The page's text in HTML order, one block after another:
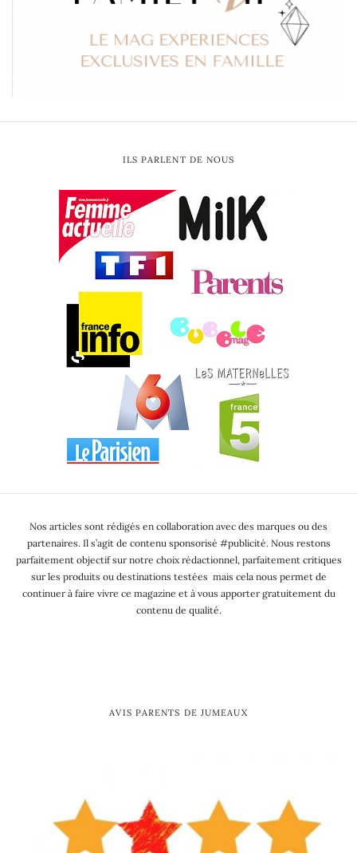
ILS PARLENT DE NOUS
Nos articles sont rédigés en collaboration avec des marques ou des
partenaires. Il s’agit de contenu sponsorisé #publicité. Nous restons
parfaitement objectif sur notre choix rédactionnel, parfaitement critiques
sur les produits ou destinations testées mais cela nous permet de
continuer à faire vivre ce magazine et à vous apporter gratuitement du
contenu de qualité.
AVIS PARENTS DE JUMEAUX